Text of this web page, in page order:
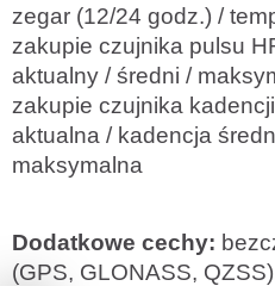
zegar (12/24 godz.) /
zakupie czujnika pulsu
aktualny / średni /
zakupie czujnika
aktualna / kadencja
maksymalna
Dodatkowe cechy:
(GPS, GLONASS,